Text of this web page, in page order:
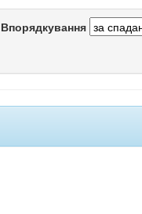
Впорядкування